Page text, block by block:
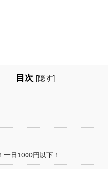
目次 [隠す]
日1000円以下！